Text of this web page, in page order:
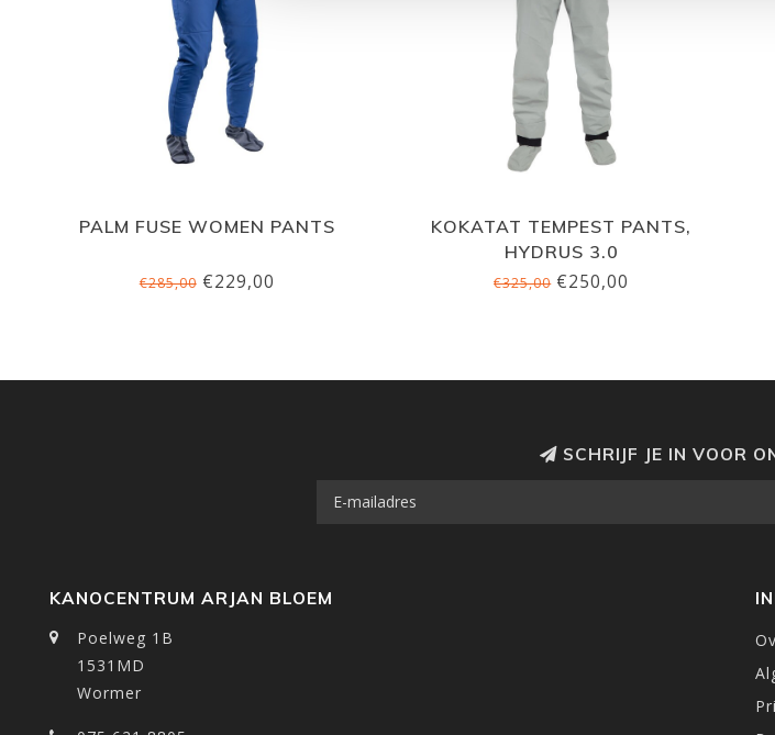
PALM FUSE WOMEN PANTS
€285,00€229,00
KOKATAT TEMPEST PANTS,
HYDRUS 3.0
€325,00€250,00
SCHRIJF JE IN VOOR
KANOCENTRUM ARJAN BLOEM
Poelweg 1B
1531MD
Wormer